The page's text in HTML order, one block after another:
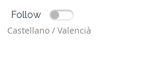
Follow
Castellano / Valencià